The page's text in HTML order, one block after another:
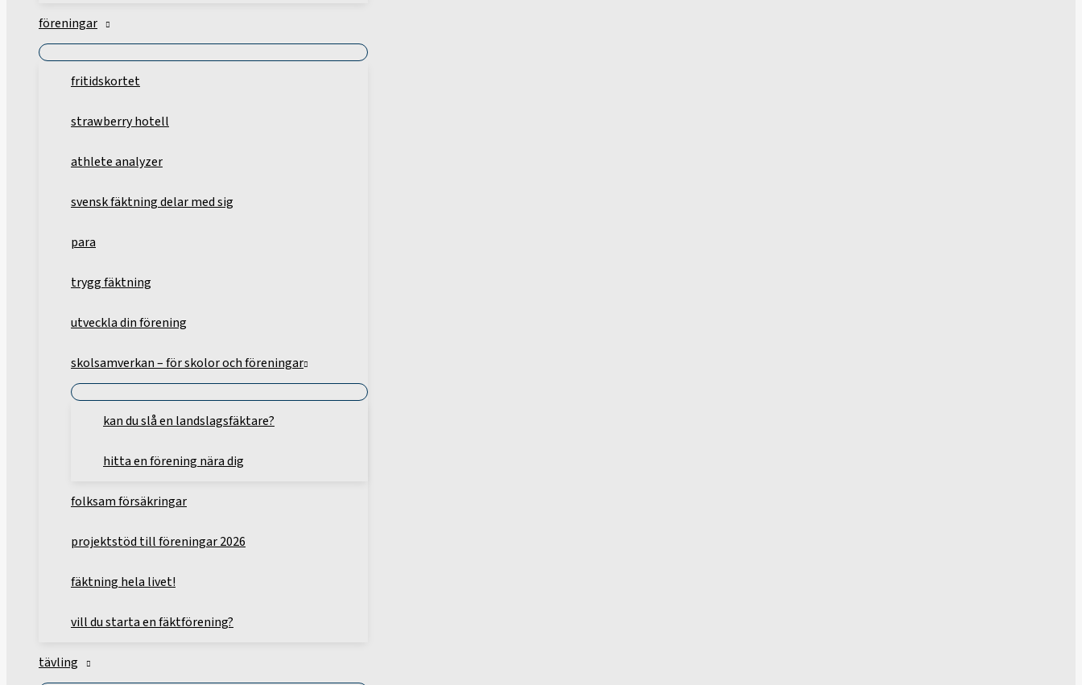
föreningar
fritidskortet
strawberry hotell
athlete analyzer
svensk fäktning delar med sig
para
trygg fäktning
utveckla din förening
skolsamverkan – för skolor och föreningar
kan du slå en landslagsfäktare?
hitta en förening nära dig
folksam försäkringar
projektstöd till föreningar 2026
fäktning hela livet!
vill du starta en fäktförening?
tävling